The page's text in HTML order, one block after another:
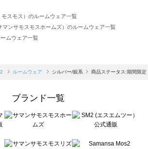
スモス）のルームウェア一覧
マンサモスモスホームズ）のルームウェア一覧
ムウェア一覧
（ツハルバイサマンサモスモス）のルームウェア一覧
サモスモス ブルー）のルームウェア一覧
ームウェア一覧
ウェア一覧
クラシック）のルームウェア一覧
ル）のルームウェア一覧
ルームウェア シルバー/銀系 商品ステータス:期間限定
ブランド一覧